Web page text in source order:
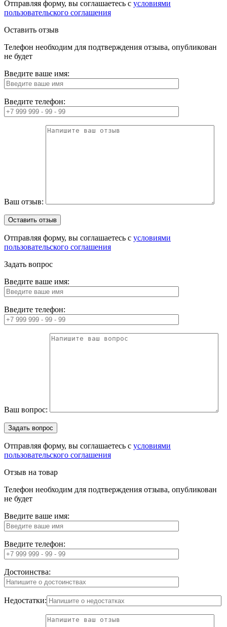
Отправляя форму, вы соглашаетесь с условиями
пользовательского соглашения
Оставить отзыв
Телефон необходим для подтверждения отзыва, опубликован
не будет
Введите ваше имя:
Введите телефон:
Ваш отзыв:
Отправляя форму, вы соглашаетесь с условиями
пользовательского соглашения
Задать вопрос
Введите ваше имя:
Введите телефон:
Ваш вопрос:
Отправляя форму, вы соглашаетесь с условиями
пользовательского соглашения
Отзыв на товар
Телефон необходим для подтверждения отзыва, опубликован
не будет
Введите ваше имя:
Введите телефон:
Достоинства:
Недостатки: